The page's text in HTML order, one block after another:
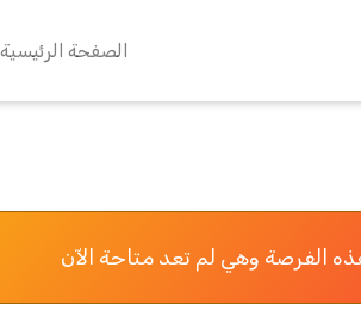
الصفحة الرئيسية
الفرصة وهي لم تعد متاحة الآن